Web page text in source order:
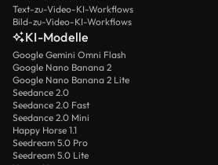
Text-zu-Video-KI-Workflows
Bild-zu-Video-KI-Workflows
KI-Modelle
Google Gemini Omni Flash
Google Nano Banana 2
Google Nano Banana 2 Lite
Seedance 2.0
Seedance 2.0 Fast
Seedance 2.0 Mini
Happy Horse 1.1
Seedream 5.0 Pro
Seedream 5.0 Lite